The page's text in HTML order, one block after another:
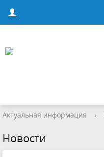
Актуальная информация ›
Новости